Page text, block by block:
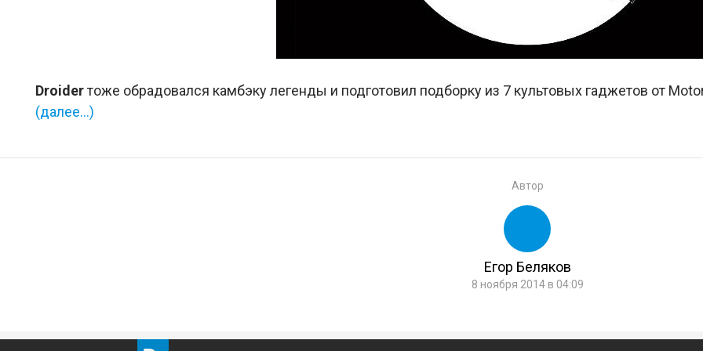
Droiderтоже обрадовался камбэку легенды и подготовил подборку из 7 культовых гаджетов от
(далее…)
Автор
Егор Беляков
8 ноября 2014 в 04:09